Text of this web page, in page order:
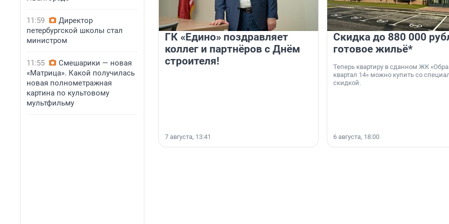
11:59
Директор
петербургской школы стал
министром
11:55
Смешарики — новая
«Матрица». Какой получилась
новая полнометражная
картина по культовому
мультфильму
ГК «Едино» поздравляет
коллег и партнёров с Днём
строителя!
7 августа, 13:41
Скидка до 880 000
готовое жильё*
Теперь квартиру в сданном ЖК
квартал 14» можно купить со
скидкой.
6 августа, 18:00